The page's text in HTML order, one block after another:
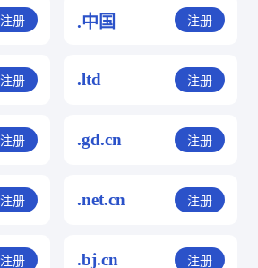
注册 .中国 注册
注册 .ltd 注册
注册 .gd.cn 注册
注册 .net.cn 注册
注册 .bj.cn 注册